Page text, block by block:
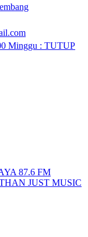
Minggu : TUTUP
87.6 FM
JUST MUSIC